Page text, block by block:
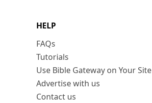
HELP
FAQs
Tutorials
Use Bible Gateway on Your Site
Advertise with us
Contact us